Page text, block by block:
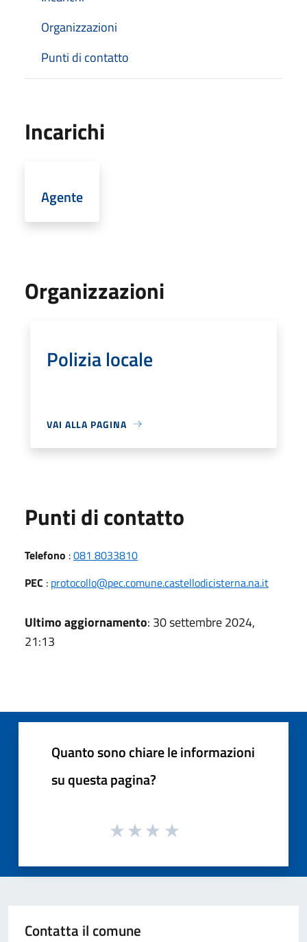
Organizzazioni
Punti di contatto
Incarichi
Agente
Organizzazioni
Polizia locale
VAI ALLA PAGINA
Punti di contatto
Telefono :081 8033810
PEC : protocollo@pec.comune.castellodicisterna.na.it
Ultimo aggiornamento: 30 settembre 2024,
21:13
Quanto sono chiare le informazioni
su questa pagina?
Contatta il comune